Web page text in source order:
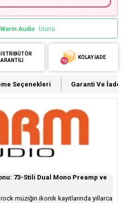
Warm Audio Ürünü
KOLAY İADE
Seçenekleri Garanti Ve İade
73-Stili Dual Mono Preamp ve
müziğin ikonik kayıtlarında yıllarca